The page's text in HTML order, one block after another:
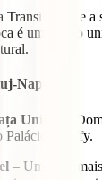
Transilvânia e a
é um centro
Napoca
Unirii)
–
Palácio Bánffy.
– Uma das